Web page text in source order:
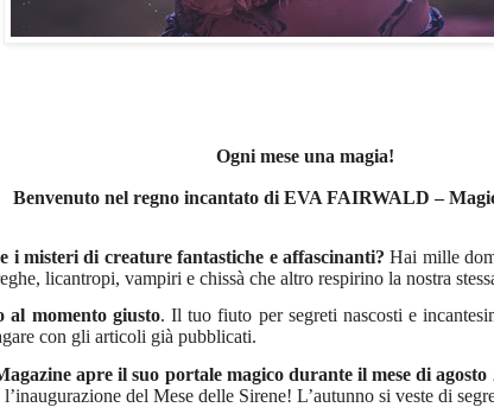
Ogni mese una magia!
Benvenuto nel regno incantato di EVA FAIRWALD –
i misteri di creature fantastiche e affascinanti? Hai mille
licantropi, vampiri e chissà che altro respirino la nostra
al momento giusto. Il tuo fiuto per segreti nascosti e
con gli articoli già pubblicati.
apre il suo portale magico durante il mese di agosto
del Mese delle Sirene! L’autunno si veste di